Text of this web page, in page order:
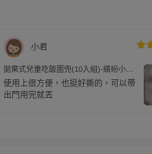
小君
拋棄式兒童吃飯圍兜(10入組)-繽紛小象-
白色-34.5x24.5cm
使用上很方便，也挺好撕的，可以帶
出門用完就丟